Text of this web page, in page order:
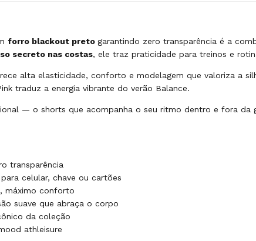
forro blackout preto garantindo zero transparência é a
secreto nas costas, ele traz praticidade para treinos e
alta elasticidade, conforto e modelagem que valoriza a
traduz a energia vibrante do verão Balance.
— o shorts que acompanha o seu ritmo dentro e fora da
transparência
celular, chave ou cartões
máximo conforto
suave que abraça o corpo
da coleção
athleisure